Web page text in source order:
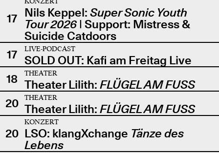
17 Nils Keppel: Super Sonic Youth
Tour 2026| Support: Mistress &
Suicide Catdoors
17
LIVE-PODCAST
SOLD OUT: Kafi am Freitag Live
18
THEATER
Theater Lilith: FLÜGEL AM FUSS
20
THEATER
Theater Lilith: FLÜGEL AM FUSS
20
KONZERT
LSO: klangXchange Tänze des
Lebens